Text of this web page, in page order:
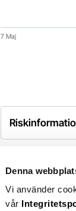
Denna
Vi använder
vår
7 Maj
Teknologi
Silex